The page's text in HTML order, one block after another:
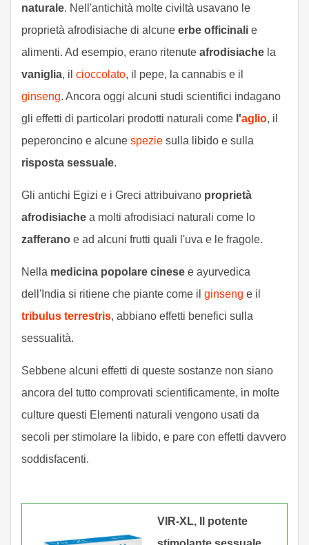
naturale. Nell'antichità molte civiltà usavano le
proprietà afrodisiache di alcune erbe officinali e
alimenti. Ad esempio, erano ritenute afrodisiache la
vaniglia, il cioccolato, il pepe, la cannabis e il
ginseng. Ancora oggi alcuni studi scientifici indagano
gli effetti di particolari prodotti naturali come l'aglio, il
peperoncino e alcune spezie sulla libido e sulla
risposta sessuale.
Gli antichi Egizi e i Greci attribuivano proprietà
afrodisiache a molti afrodisiaci naturali come lo
zafferano e ad alcuni frutti quali l'uva e le fragole.
Nella medicina popolare cinese e ayurvedica
dell'India si ritiene che piante come il ginseng e il
tribulus terrestris, abbiano effetti benefici sulla
sessualità.
Sebbene alcuni effetti di queste sostanze non siano
ancora del tutto comprovati scientificamente, in molte
culture questi Elementi naturali vengono usati da
secoli per stimolare la libido, e pare con effetti davvero
soddisfacenti.
VIR-XL, Il potente